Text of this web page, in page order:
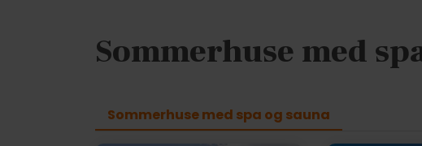
Sommerhuse med
Sommerhuse med spa og sauna